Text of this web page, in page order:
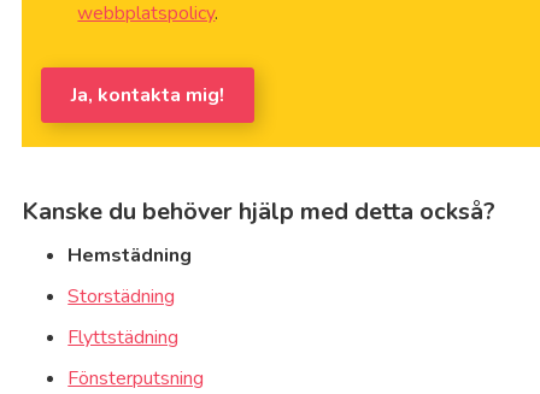
webbplatspolicy.
Ja, kontakta mig!
Kanske du behöver hjälp med detta också?
Hemstädning
Storstädning
Flyttstädning
Fönsterputsning